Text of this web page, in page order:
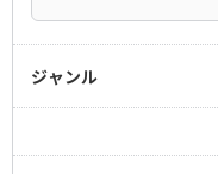
ジャンル